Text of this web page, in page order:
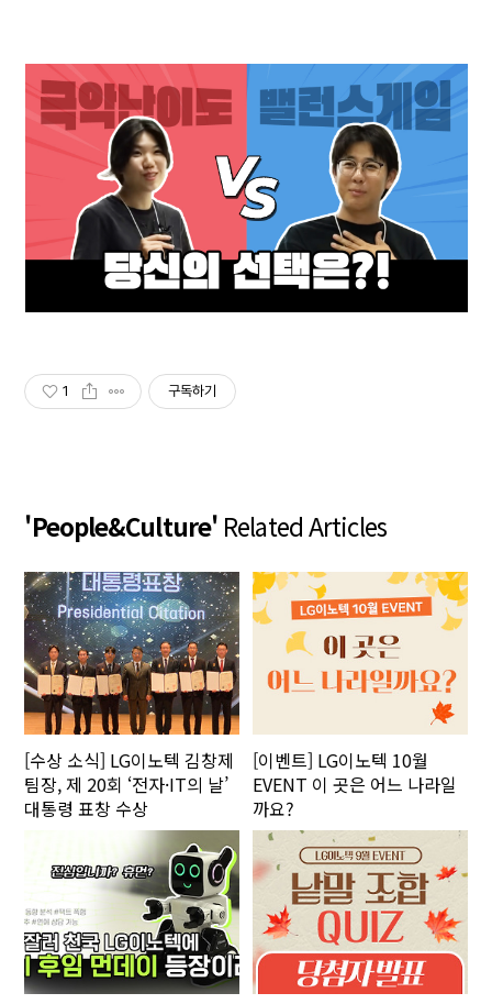
1 구독하기
'People&Culture' Related Articles
[수상 소식] LG이노텍 김창제
팀장, 제 20회 ‘전자·IT의 날’
대통령 표창 수상
[이벤트] LG이노텍 10월
EVENT 이 곳은 어느 나라일
까요?